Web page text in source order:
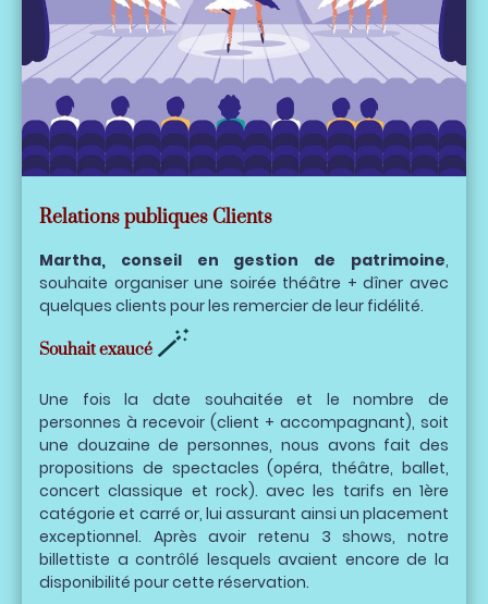
Relations publiques Clients
Martha, conseil en gestion de patrimoine,
souhaite organiser une soirée théâtre + dîner avec
quelques clients pour les remercier de leur fidélité.
Souhait exaucé 🪄
Une fois la date souhaitée et le nombre de
personnes à recevoir (client + accompagnant), soit
une douzaine de personnes, nous avons fait des
propositions de spectacles (opéra, théâtre, ballet,
concert classique et rock). avec les tarifs en 1ère
catégorie et carré or, lui assurant ainsi un placement
exceptionnel. Après avoir retenu 3 shows, notre
billettiste a contrôlé lesquels avaient encore de la
disponibilité pour cette réservation.